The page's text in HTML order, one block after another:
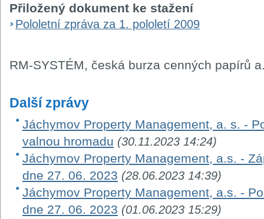
Přiložený dokument ke stažení
Pololetní zpráva za 1. pololetí 2009
RM-SYSTÉM, česká burza cenných papírů
Další zprávy
Jáchymov Property Management, a. s. -
valnou hromadu (30.11.2023 14:24)
Jáchymov Property Management, a.s. -
dne 27. 06. 2023 (28.06.2023 14:39)
Jáchymov Property Management, a.s. -
dne 27. 06. 2023 (01.06.2023 15:29)